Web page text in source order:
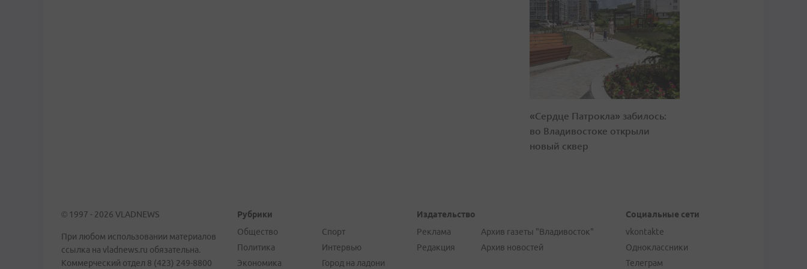
«Сердце Патрокла» забилось:
во Владивостоке открыли
новый сквер
© 1997 - 2026 VLADNEWS
При любом использовании материалов
ссылка на vladnews.ru обязательна.
Коммерческий отдел 8 (423) 249-8800
Рубрики
Общество
Политика
Экономика
Спорт
Интервью
Город на ладони
Издательство
Реклама
Редакция
Архив газеты "Владивосток"
Архив новостей
Социальные сети
vkontakte
Одноклассники
Телеграм